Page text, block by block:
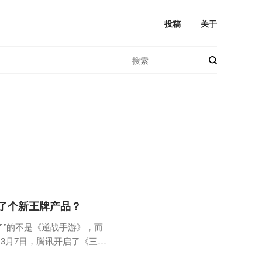
投稿 关于
个新王牌产品？
的不是《逆战手游》，而
月7日，腾讯开启了《三角